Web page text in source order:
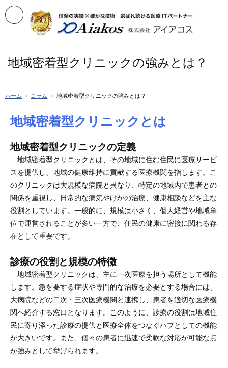
地域密着型クリニックの強みとは？
ホーム コラム 地域密着型クリニックの強みとは？
地域密着型クリニックとは
地域密着型クリニックの定義
地域密着型クリニックとは、その地域に住む住民に医療サービ
スを提供し、地域の健康維持に貢献する医療機関を指します。こ
のクリニックは大規模な病院と異なり、特定の地域内で患者との
関係を重視し、日常的な病気やけがの治療、健康相談などを主な
役割としています。一般的に、規模は小さく、個人経営や地域単
位で運営されることが多い一方で、住民の健康に密接に関わる存
在として重要です。
診療の役割と規模の特徴
地域密着型クリニックは、主に一次医療を担う場所として機能
します。急を要する症状や専門的な治療を必要とする場合には、
大病院などの二次・三次医療機関と連携し、患者を適切な医療機
関へ紹介する窓口となります。このように、診療の役割は地域住
民に寄り添った診療の提供と医療全体をつなぐハブとしての機能
が大きいです。また、個々の患者に迅速で柔軟な対応が可能な点
が強みとして挙げられます。